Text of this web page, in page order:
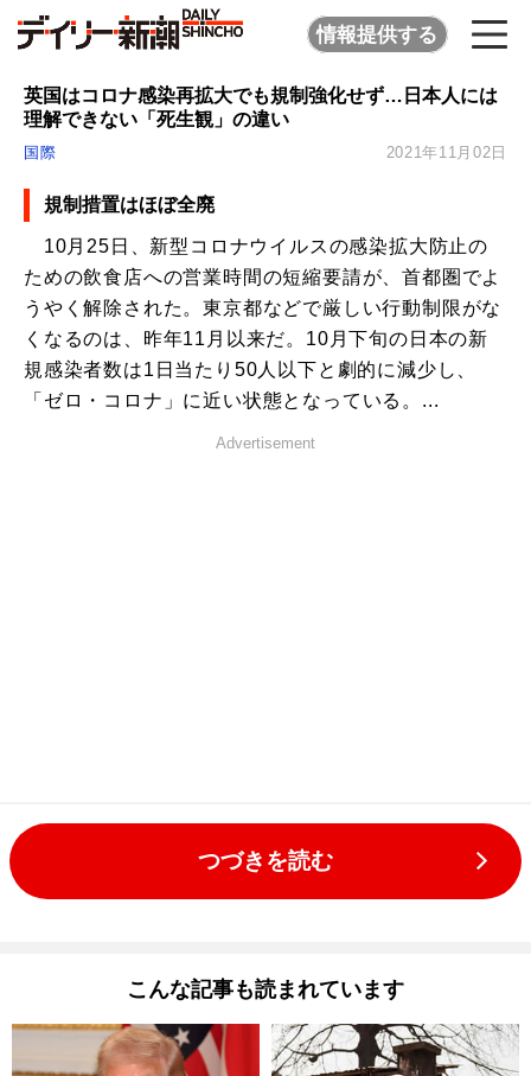
情報提供する
英国はコロナ感染再拡大でも規制強化せず…日本人には
理解できない「死生観」の違い
国際 2021年11月02日
規制措置はほぼ全廃
10月25日、新型コロナウイルスの感染拡大防止の
ための飲食店への営業時間の短縮要請が、首都圏でよ
うやく解除された。東京都などで厳しい行動制限がな
くなるのは、昨年11月以来だ。10月下旬の日本の新
規感染者数は1日当たり50人以下と劇的に減少し、
「ゼロ・コロナ」に近い状態となっている。...
Advertisement
つづきを読む
こんな記事も読まれています